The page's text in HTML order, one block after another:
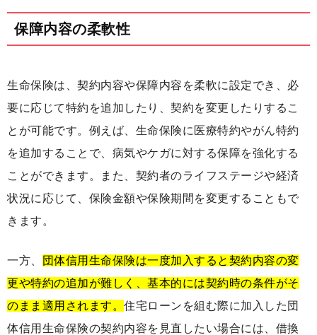
保障内容の柔軟性
生命保険は、契約内容や保障内容を柔軟に設定でき、必
要に応じて特約を追加したり、契約を変更したりするこ
とが可能です。例えば、生命保険に医療特約やがん特約
を追加することで、病気やケガに対する保障を強化する
ことができます。また、契約者のライフステージや経済
状況に応じて、保険金額や保険期間を変更することもで
きます。
一方、
団体信用生命保険は一度加入すると契約内容の変
更や特約の追加が難しく、基本的には契約時の条件がそ
のまま適用されます。 住宅ローンを組む際に加入した団
体信用生命保険の契約内容を見直したい場合には、借換